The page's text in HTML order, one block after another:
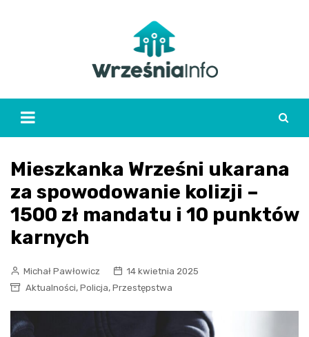
Mieszkanka Wrześni ukarana
za spowodowanie kolizji –
1500 zł mandatu i 10 punktów
karnych
Michał Pawłowicz
14 kwietnia 2025
Aktualności, Policja, Przestępstwa